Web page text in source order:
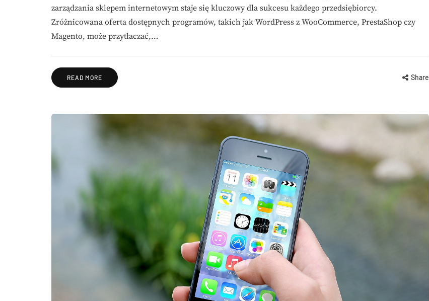
zarządzania sklepem internetowym staje się kluczowy dla sukcesu każdego przedsiębiorcy.
Zróżnicowana oferta dostępnych programów, takich jak WordPress z WooCommerce, PrestaShop czy
Magento, może przytłaczać,…
READ MORE Share